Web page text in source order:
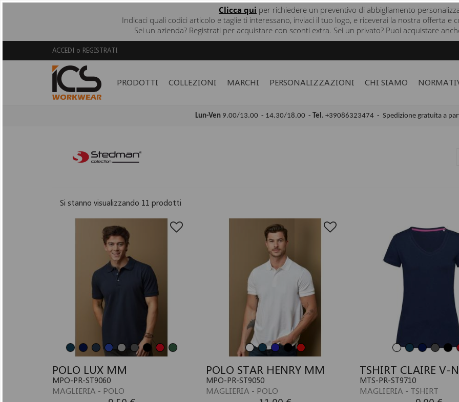
Clicca qui per richiedere un preventivo di abbigliamento
Indicaci quali codici articolo e taglie ti interessano, inviaci il tuo logo, e riceverai la nostra offerta e
Sei un azienda? Registrati per acquistare con sconti extra. Sei un privato? Puoi acquistare
ACCEDI o REGISTRATI
PRODOTTI COLLEZIONI MARCHI PERSONALIZZAZIONI CHI SIAMO
Lun-Ven 9.00/13.00 - 14.30/18.00 - Tel. +39086323474 - Spedizione gratuita a
Si stanno visualizzando 11 prodotti
POLO LUX MM
MPO-PR-ST9060
MAGLIERIA - POLO
POLO STAR HENRY MM
MPO-PR-ST9050
MAGLIERIA - POLO
TSHIRT CLAIRE V-
MTS-PR-ST9710
MAGLIERIA - TSHIRT